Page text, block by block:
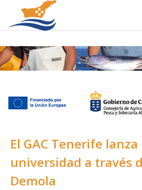
El GAC Tenerife
universidad a través
Demola